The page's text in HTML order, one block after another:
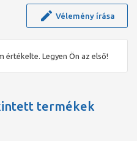
Vélemény írása
értékelte. Legyen Ön az első!
termékek